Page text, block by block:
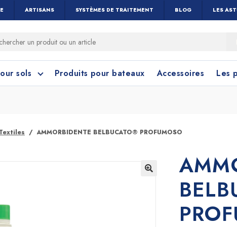
ARTISANS SYSTÈMES DE TRAITEMENT BLOG LES
Nettoyage Vitres
Menuiseries
sols
Linoléum, PVC
Caoutchouc
Produits pour bateaux Accessoires Les
AMMORBIDENTE BELBUCATO® PROFUMOSO